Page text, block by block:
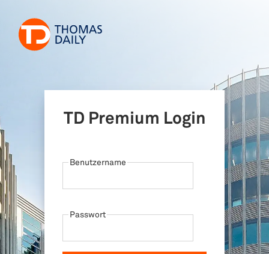
TD Premium Login
Benutzername
Passwort